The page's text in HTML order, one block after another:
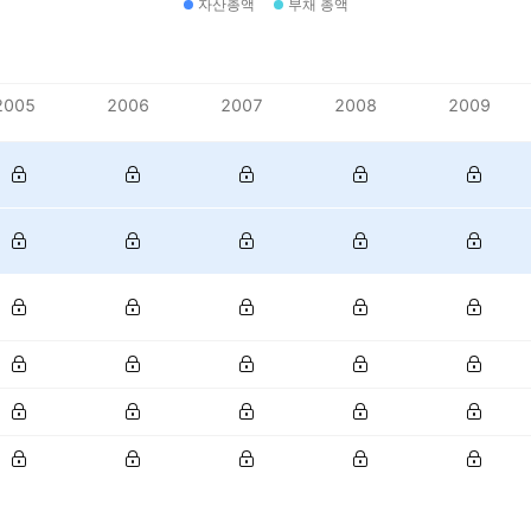
자산총액 부채 총액
2006 2007 2008 2009